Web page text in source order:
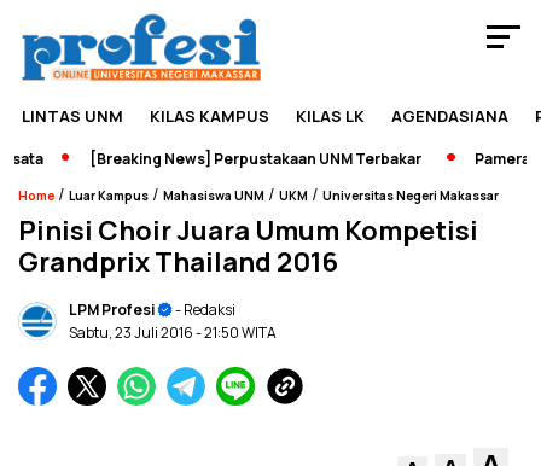
LINTAS UNM KILAS KAMPUS KILAS LK AGENDASIANA
[Breaking News] Perpustakaan UNM Terbakar Pameran
Home / Luar Kampus / Mahasiswa UNM / UKM / Universitas Negeri Makassar
Pinisi Choir Juara Umum Kompetisi
Grandprix Thailand 2016
LPM Profesi
- Redaksi
Sabtu, 23 Juli 2016- 21:50 WITA